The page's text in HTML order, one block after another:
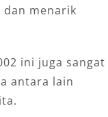
dan menarik
ini juga sangat
antara lain